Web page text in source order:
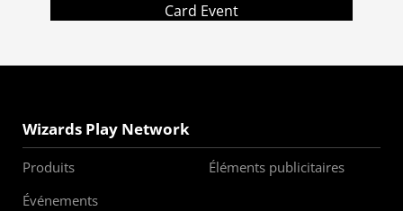
Card Event
Wizards Play Network
Produits
Éléments publicitaires
Événements